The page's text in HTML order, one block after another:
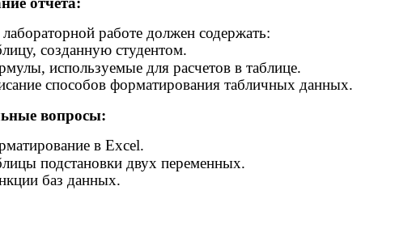
работе должен содержать:
созданную студентом.
используемые для расчетов в таблице.
способов форматирования табличных данных.
вопросы:
в Excel.
подстановки двух переменных.
баз данных.